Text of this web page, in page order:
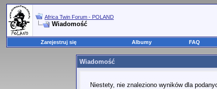
Africa Twin Forum - POLAND
Wiadomość
Zarejestruj się Albumy FAQ
Wiadomość
Niestety, nie znaleziono wyników dla